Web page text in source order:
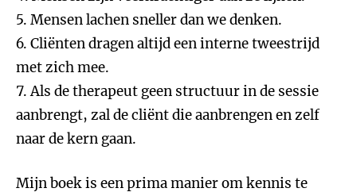
5. Mensen lachen sneller dan we denken.
6. Cliënten dragen altijd een interne tweestrijd
met zich mee.
7. Als de therapeut geen structuur in de sessie
aanbrengt, zal de cliënt die aanbrengen en zelf
naar de kern gaan.
Mijn boek is een prima manier om kennis te